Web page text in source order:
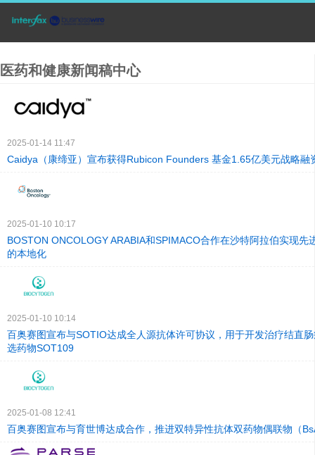
医药和健康新闻稿中心
2025-01-14 11:47
Caidya（康缔亚）宣布获得Rubicon Founders 基金1.65亿美元战略融
2025-01-10 10:17
BOSTON ONCOLOGY ARABIA和SPIMACO合作在沙特阿拉伯实现先
的本地化
2025-01-10 10:14
百奥赛图宣布与SOTIO达成全人源抗体许可协议，用于开发治疗结直
选药物SOT109
2025-01-08 12:41
百奥赛图宣布与育世博达成合作，推进双特异性抗体双药物偶联物（